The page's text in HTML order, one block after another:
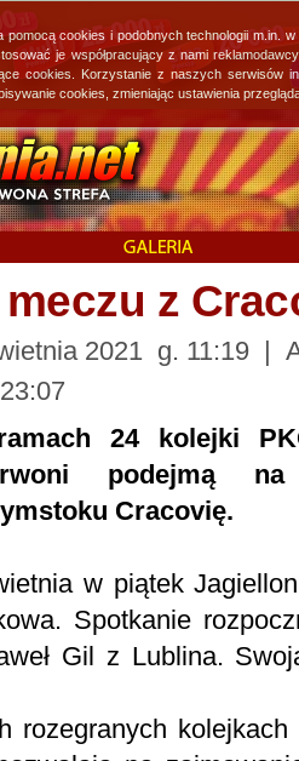
z
2021 g. 11:19 |
24 kolejki
podejmą
Cracovię.
w piątek
Spotkanie
Gil z Lublina.
rozegranych kolejkach
pomocą cookies i podobnych technologii
je współpracujący z nami
cookies. Korzystanie z naszych
cookies, zmieniając ustawienia